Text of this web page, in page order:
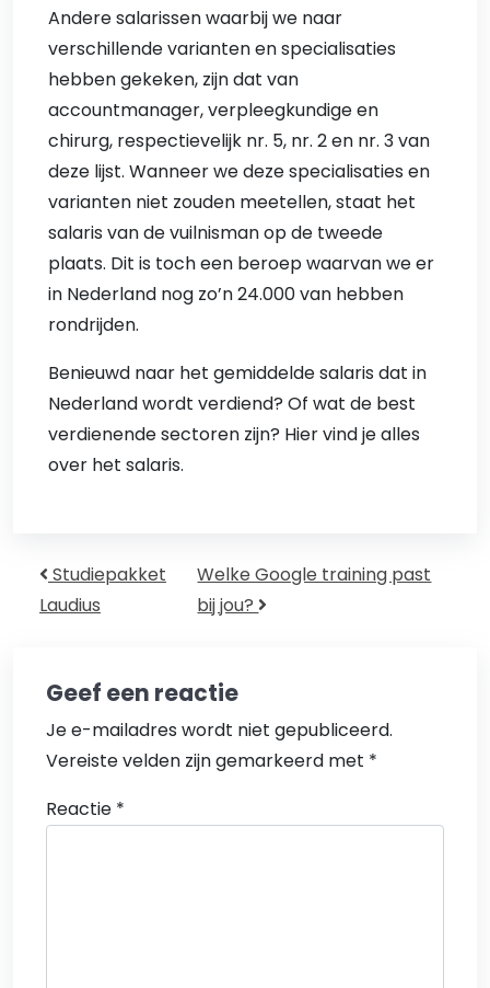
Andere salarissen waarbij we naar
verschillende varianten en specialisaties
hebben gekeken, zijn dat van
accountmanager, verpleegkundige en
chirurg, respectievelijk nr. 5, nr. 2 en nr. 3 van
deze lijst. Wanneer we deze specialisaties en
varianten niet zouden meetellen, staat het
salaris van de vuilnisman op de tweede
plaats. Dit is toch een beroep waarvan we er
in Nederland nog zo’n 24.000 van hebben
rondrijden.
Benieuwd naar het gemiddelde salaris dat in
Nederland wordt verdiend? Of wat de best
verdienende sectoren zijn? Hier vind je alles
over het salaris.
Bericht Navigatie
Studiepakket
Laudius
Welke Google training past
bij jou?
Geef een reactie
Je e-mailadres wordt niet gepubliceerd.
Vereiste velden zijn gemarkeerd met *
Reactie *